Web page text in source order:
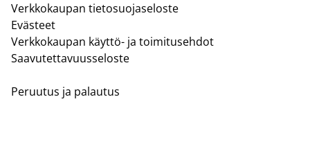
Verkkokaupan tietosuojaseloste
Evästeet
Verkkokaupan käyttö- ja toimitusehdot
Saavutettavuusseloste
Peruutus ja palautus